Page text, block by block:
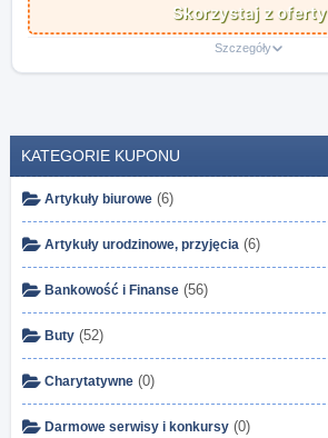
Skorzystaj z oferty
Szczegóły
KATEGORIE KUPONU
Artykuły biurowe (6)
Artykuły urodzinowe, przyjęcia (6)
Bankowość i Finanse (56)
Buty (52)
Charytatywne (0)
Darmowe serwisy i konkursy (0)